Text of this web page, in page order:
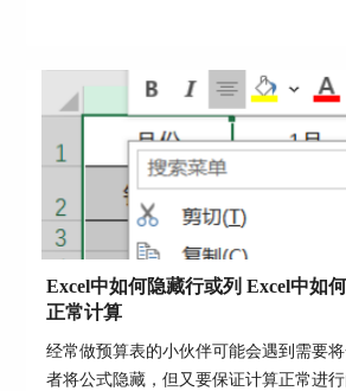
以直接在主界面输入单元格内容
首先还是先单击选中要输入计算
在主界面中间的长条形方框中输
入“=STDEVP(B1:B4)”。注意这
键盘的英文状态下输入，括号内
围，冒号前后的单元格需包含所
根据上例，其中输入B1:B4，大家
需求选择参数范围。
输入完毕后直接在键盘上按回车
值。
时查看和跟进，下面就带大家了解一下
Excel中如何隐藏行或列 Excel中如
正常计算
经常做预算表的小伙伴可能会遇到需要
者将公式隐藏，但又要保证计算正常进